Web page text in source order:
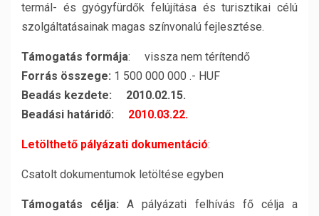
termál- és gyógyfürdők felújítása és turisztikai célú
szolgáltatásainak magas színvonalú fejlesztése.
Támogatás formája: vissza nem térítendő
Forrás összege: 1 500 000 000 .- HUF
Beadás kezdete: 2010.02.15.
Beadási határidő: 2010.03.22.
Letölthető pályázati dokumentáció:
Csatolt dokumentumok letöltése egyben
Támogatás célja:A pályázati felhívás fő célja a